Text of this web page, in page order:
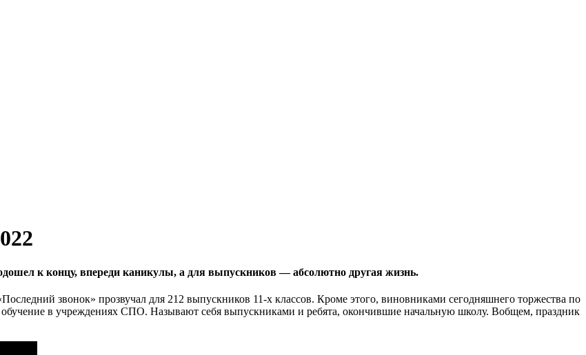
к концу, впереди каникулы, а для выпускников — абсолютно другая жизнь.
звонок» прозвучал для 212 выпускников 11-х классов. Кроме этого, виновниками сегодняшнего торжества по
обучение в учреждениях СПО. Называют себя выпускниками и ребята, окончившие начальную школу. Вобщем, праздник